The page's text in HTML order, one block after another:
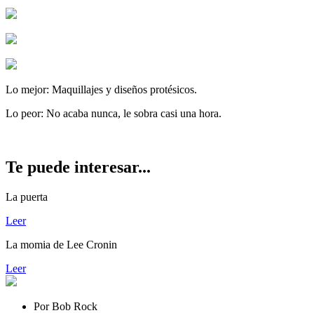
Lo mejor: Maquillajes y diseños protésicos.
Lo peor: No acaba nunca, le sobra casi una hora.
Te puede interesar...
La puerta
Leer
La momia de Lee Cronin
Leer
PorBob Rock